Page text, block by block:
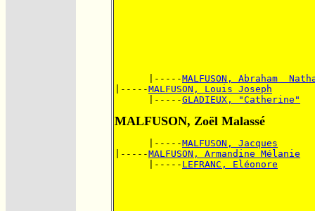
      |-----
MALFUSON, Abraham
|-----MALFUSON, Louis Joseph
      |-----
GLADIEUX, "Catherine"
MALFUSON, Zoël Malassé
      |-----
MALFUSON, Jacques
|-----MALFUSON, Armandine Mélanie
      |-----
LEFRANC, Eléonore